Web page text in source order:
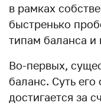
в рамках
быстренько
типам баланса
Во-первых,
баланс. Суть
достигается за